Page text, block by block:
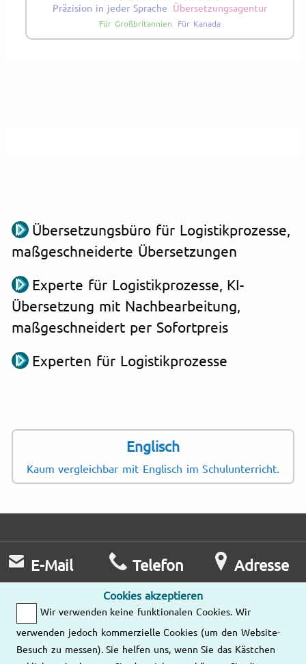
Präzision in jeder Sprache Übersetzungsagentur
Für Großbritannien Für Kanada
Übersetzungsbüro für Logistikprozesse,
maßgeschneiderte Übersetzungen
Experte für Logistikprozesse, KI-
Übersetzung mit Nachbearbeitung,
maßgeschneidert per Sofortpreis
Experten für Logistikprozesse
Englisch
Kaum vergleichbar mit Englisch im Schulunterricht.
Cookies akzeptieren
Wir verwenden keine funktionalen Cookies. Wir
verwenden jedoch kommerzielle Cookies (um den Website-
Besuch zu messen). Sie helfen uns, wenn Sie das Kästchen
E-Mail
Ihnen so rasch
wie möglich.
Telefon
Mo – Fr
9:00 – 18:00
Adresse
Unsere
Standorte